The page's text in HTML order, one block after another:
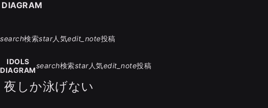
search検索star人気edit_note投稿
IDOLS
DIAGRAM
search検索star人気edit_note投稿
夜しか泳げない